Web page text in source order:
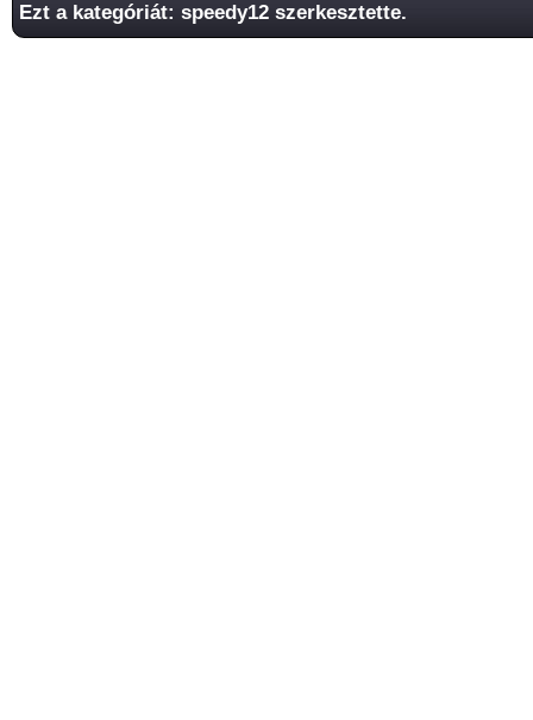
Ezt a kategóriát: speedy12 szerkesztette.